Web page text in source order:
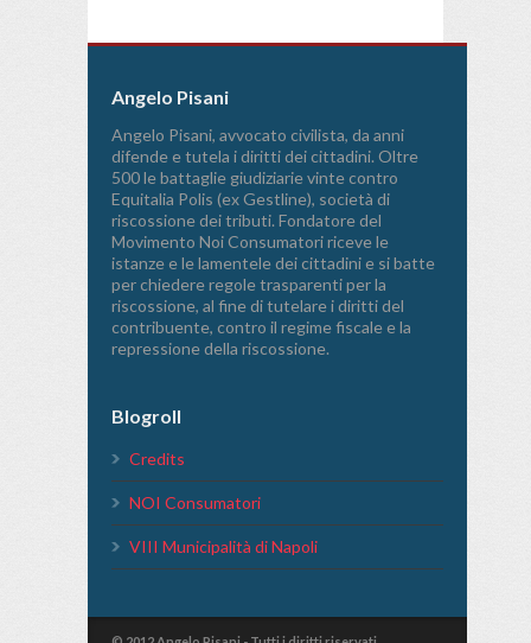
Angelo Pisani
Angelo Pisani, avvocato civilista, da anni
difende e tutela i diritti dei cittadini. Oltre
500 le battaglie giudiziarie vinte contro
Equitalia Polis (ex Gestline), società di
riscossione dei tributi. Fondatore del
Movimento Noi Consumatori riceve le
istanze e le lamentele dei cittadini e si batte
per chiedere regole trasparenti per la
riscossione, al fine di tutelare i diritti del
contribuente, contro il regime fiscale e la
repressione della riscossione.
Blogroll
Credits
NOI Consumatori
VIII Municipalità di Napoli